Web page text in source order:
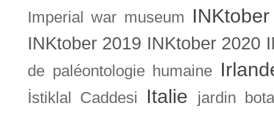
Imperial war museum INKtober
INKtober 2019 INKtober 2020
de paléontologie humaine
İstiklal Caddesi Italie
jardin